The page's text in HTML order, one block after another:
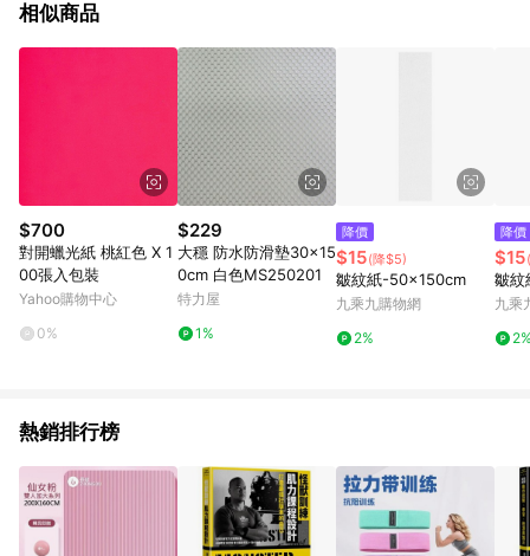
球嚴選、商城、專案商品、「草莓網」全館商品。 4. 如取消訂
回饋。 5. 點數回饋會扣除所有折扣優惠後之最終發票金額計算，
實際回饋請依LINE購物通知為主。 6. 訂單如有使用東森購物
ETMall站內之折扣優惠(包含但不限於東森幣、樂透金、東森現金
券等)，不具點數回饋資格。詳細請依東森購物ETMall之結帳頁面
顯示為準。 7. LINE購物設有「單一商品最高回饋點數」機制(特
殊活動時開放「回饋無上限」)，以同一訂單中同一商品不論件數
計算，並依訂單成立時間當下LINE購物所設定的回饋機制為準。
8. LINE購物為購物資訊整合性平台，商品資料更新會有時間差，
如顯示之商品規格、顏色、價位、贈品與東森購物ETMall銷售網
頁不符，以銷售網頁標示為準。 9. 若有贈點爭議，請務必於訂單
日期+180天以內至LINE購物客服洽詢；若超過180天(含)以上進
行申訴，恕無法贈點回饋。 10. 部分點數紅包僅限指定商品使
用，或不適用於無回饋商品。各點數紅包之適用商品與使用條件
相似商品
$700
對開蠟光紙 桃紅色 X 1
00張入包裝
Yahoo購物中心
0%
$229
大穩 防水防滑墊30x15
0cm 白色MS250201
特力屋
1%
降價
$15(降$5)
皺紋紙-50x150cm
九乘九購物網
2%
降價
$15
皺
九乘
熱銷排行榜